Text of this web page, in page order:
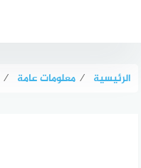
الرئيسية ⁄ معلومات عامة ⁄